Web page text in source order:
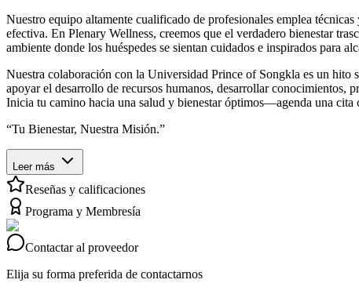
Nuestro equipo altamente cualificado de profesionales emplea
efectiva. En Plenary Wellness, creemos que el verdadero bienestar
ambiente donde los huéspedes se sientan cuidados e inspirados para
Nuestra colaboración con la Universidad Prince of Songkla es un hito
apoyar el desarrollo de recursos humanos, desarrollar
Inicia tu camino hacia una salud y bienestar óptimos—agenda una cita
“Tu Bienestar, Nuestra Misión.”
Leer más
Reseñas y calificaciones
Programa y Membresía
Contactar al proveedor
Elija su forma preferida de contactarnos